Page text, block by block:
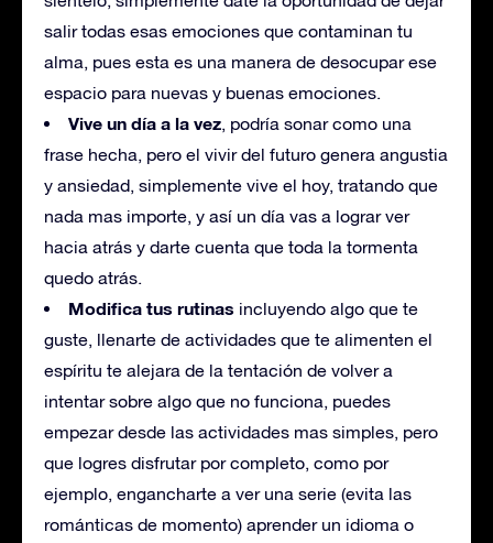
salir todas esas emociones que contaminan tu
alma, pues esta es una manera de desocupar ese
espacio para nuevas y buenas emociones.
Vive un día a la vez, podría sonar como una
frase hecha, pero el vivir del futuro genera angustia
y ansiedad, simplemente vive el hoy, tratando que
nada mas importe, y así un día vas a lograr ver
hacia atrás y darte cuenta que toda la tormenta
quedo atrás.
Modifica tus rutinas incluyendo algo que te
guste, llenarte de actividades que te alimenten el
espíritu te alejara de la tentación de volver a
intentar sobre algo que no funciona, puedes
empezar desde las actividades mas simples, pero
que logres disfrutar por completo, como por
ejemplo, engancharte a ver una serie (evita las
románticas de momento) aprender un idioma o